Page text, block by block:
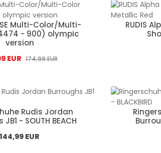
Multi-Color/Multi-
- 900) olympic
version
ár:
EUR Normál ár:
174,99 EUR
RUDIS
Rudis Jordan
- SOUTH BEACH
Normál ár:
144,99 EUR